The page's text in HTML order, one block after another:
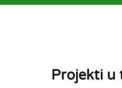
Projekti u